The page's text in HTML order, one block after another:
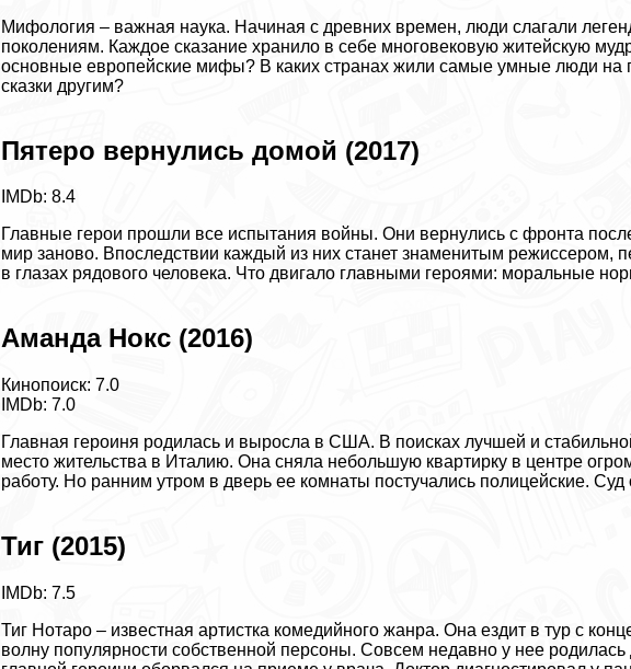
Мифология – важная наука. Начиная с древних времен, люди слагали
поколениям. Каждое сказание хранило в себе многовековую житейскую
основные европейские мифы? В каких странах жили самые умные люди на
сказки другим?
Пятеро вернулись домой (2017)
IMDb: 8.4
Главные герои прошли все испытания войны. Они вернулись с фронта
мир заново. Впоследствии каждый из них станет знаменитым режиссером,
в глазах рядового человека. Что двигало главными героями: мopaльные
Амaнда Нокс (2016)
Кинопоиск: 7.0
IMDb: 7.0
Главная героиня родилась и выросла в США. В поисках лучшей и
место жительства в Италию. Она сняла небольшую квартирку в центре
работу. Но ранним утром в дверь ее комнаты постучались полицейские. Суд
Тиг (2015)
IMDb: 7.5
Тиг Нотаро – известная артистка комедийного жанра. Она ездит в тур с
волну популярности собственной персоны. Совсем недавно у нее